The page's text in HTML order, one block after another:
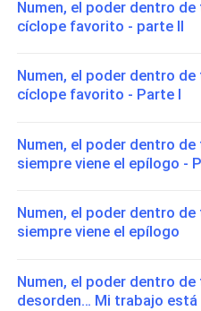
Numen, el poder dentro
cíclope favorito - parte II
Numen, el poder dentro
cíclope favorito - Parte I
Numen, el poder dentro
siempre viene el epílogo -
Numen, el poder dentro
siempre viene el epílogo
Numen, el poder dentro
desorden… Mi trabajo